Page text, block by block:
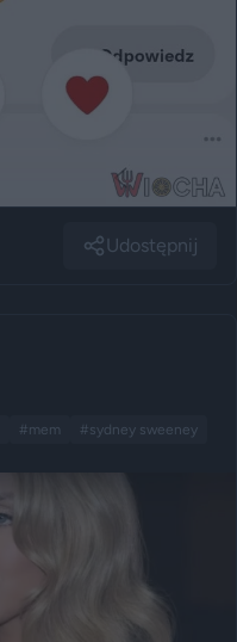
Udostępnij
#mem #sydney sweeney